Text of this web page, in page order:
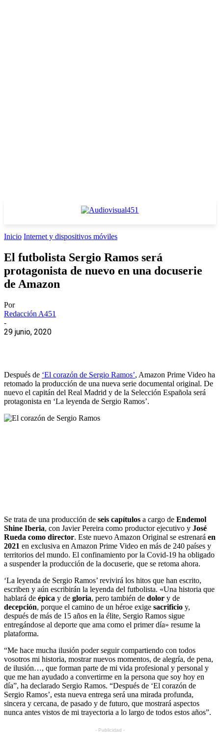
Inicio Internet y dispositivos móviles
El futbolista Sergio Ramos será
protagonista de nuevo en una docuserie
de Amazon
Por
Redacción A451
-
29 junio, 2020
Después de ‘El corazón de Sergio Ramos’, Amazon Prime Video ha
retomado la producción de una nueva serie documental original. De
nuevo el capitán del Real Madrid y de la Selección Española será
protagonista en ‘La leyenda de Sergio Ramos’.
Se trata de una producción de seis capítulos a cargo de Endemol
Shine Iberia, con Javier Pereira como productor ejecutivo y José
Rueda como director. Este nuevo Amazon Original se estrenará en
2021 en exclusiva en Amazon Prime Video en más de 240 países y
territorios del mundo. El confinamiento por la Covid-19 ha obligado
a suspender la producción de la docuserie, que se retoma ahora.
‘La leyenda de Sergio Ramos’ revivirá los hitos que han escrito,
escriben y aún escribirán la leyenda del futbolista. «Una historia que
hablará de épica y de gloria, pero también de dolor y de
decepción, porque el camino de un héroe exige sacrificio y,
después de más de 15 años en la élite, Sergio Ramos sigue
entregándose al deporte que ama como el primer día» resume la
plataforma.
“Me hace mucha ilusión poder seguir compartiendo con todos
vosotros mi historia, mostrar nuevos momentos, de alegría, de pena,
de ilusión…, que forman parte de mi vida profesional y personal y
que me han ayudado a convertirme en la persona que soy hoy en
día”, ha declarado Sergio Ramos. “Después de ‘El corazón de
Sergio Ramos’, esta nueva entrega será una mirada profunda,
sincera y cercana, de pasado y de futuro, que mostrará aspectos
nunca antes vistos de mi trayectoria a lo largo de todos estos años”.
- Publicidad -